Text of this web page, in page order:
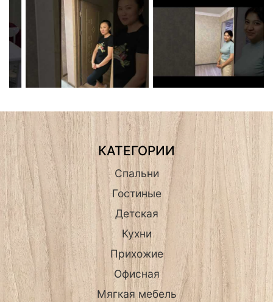
КАТЕГОРИИ
Спальни
Гостиные
Детская
Кухни
Прихожие
Офисная
Мягкая мебель